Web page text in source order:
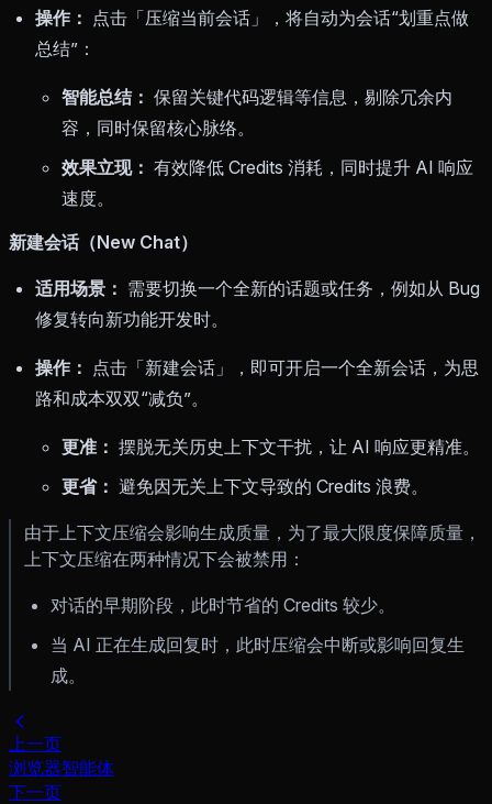
操作： 点击「压缩当前会话」，将自动为会话“划重点做
总结”：
智能总结： 保留关键代码逻辑等信息，剔除冗余内
容，同时保留核心脉络。
效果立现： 有效降低 Credits 消耗，同时提升 AI 响应
速度。
新建会话（New Chat）
适用场景： 需要切换一个全新的话题或任务，例如从 Bug
修复转向新功能开发时。
操作： 点击「新建会话」，即可开启一个全新会话，为思
路和成本双双“减负”。
更准： 摆脱无关历史上下文干扰，让 AI 响应更精准。
更省： 避免因无关上下文导致的 Credits 浪费。
由于上下文压缩会影响生成质量，为了最大限度保障质量，
上下文压缩在两种情况下会被禁用：
对话的早期阶段，此时节省的 Credits 较少。
当 AI 正在生成回复时，此时压缩会中断或影响回复生
成。
上一页
浏览器智能体
下一页